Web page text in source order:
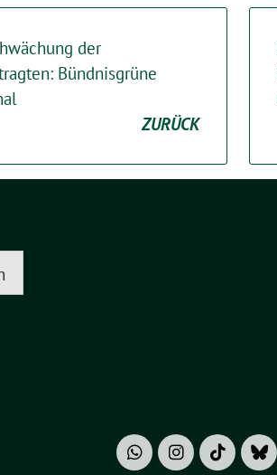
der
Bündnisgrüne
ZURÜCK